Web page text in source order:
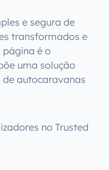
e segura de
transformados e
é o
uma solução
autocaravanas
no Trusted